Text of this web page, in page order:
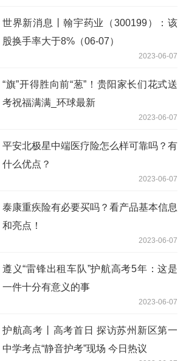
世界新消息丨翰宇药业（300199）：该
股换手率大于8%（06-07）
2023-06-07
“旗”开得胜向前“葱”！贵阳家长们花式送
考祝福满满_环球最新
2023-06-07
平安北极星中端医疗险怎么样可靠吗？有
什么优点？
2023-06-07
泰康重疾险有必要买吗？看产品基本信息
和亮点！
2023-06-07
遵义“雷锋出租车队”护航高考5年：这是
一件十分有意义的事
2023-06-07
护航高考丨高考首日 探访苏州新区第一
中学考点“静音护考”现场 今日热议